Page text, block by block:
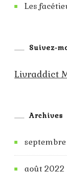
Les
Suivez-
Livraddict
Archives
août 2022